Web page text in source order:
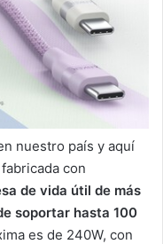
nuestro país y aquí
con
de vida útil de más
soportar hasta 100
es de 240W, con